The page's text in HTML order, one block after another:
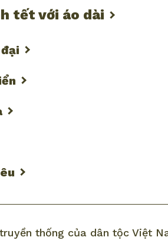
tết với áo dài
thống của dân tộc Việt